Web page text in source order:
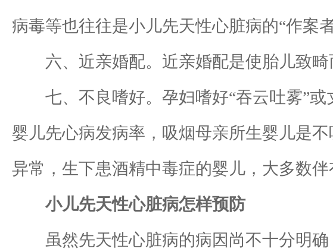
病毒等也往往是小儿先天性心脏病的“作案者
六、近亲婚配。近亲婚配是使胎儿致畸
七、不良嗜好。孕妇嗜好“吞云吐雾”或
婴儿先心病发病率，吸烟母亲所生婴儿是
异常，生下患酒精中毒症的婴儿，大多数伴
小儿先天性心脏病怎样预防
虽然先天性心脏病的病因尚不十分明确